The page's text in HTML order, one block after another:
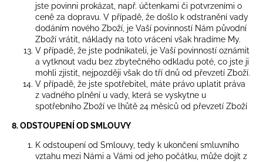
jste povinni prokázat, např. účtenkami či potvrzeními o
ceně za dopravu. V případě, že došlo k odstranění vady
dodáním nového Zboží, je Vaší povinností Nám původní
Zboží vrátit, náklady na toto vrácení však hradíme My.
V případě, že jste podnikateli, je Vaší povinností oznámit
a vytknout vadu bez zbytečného odkladu poté, co jste ji
mohli zjistit, nejpozději však do tří dnů od převzetí Zboží.
V případě, že jste spotřebitel, máte právo uplatit práva
z vadného plnění u vady, která se vyskytne u
spotřebního Zboží ve lhůtě 24 měsíců od převzetí Zboží
8. ODSTOUPENÍ OD SMLOUVY
K odstoupení od Smlouvy, tedy k ukončení smluvního
vztahu mezi Námi a Vámi od jeho počátku, může dojít z